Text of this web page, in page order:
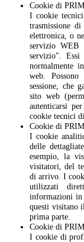
Cookie di
I cookie
trasmissione
elettronica, o
servizio WEB
servizio".
normalmente
web.
sessione, che
sito web
autenticarsi
cookie tecnici
Cookie di
I cookie
delle
esempio, la
visitatori, del
di arrivo. I
utilizzati
informazioni in
questi visitano
prima parte.
Cookie di
I cookie di